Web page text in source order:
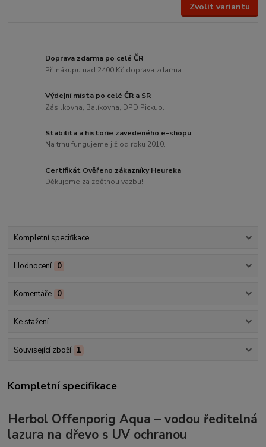
Zvolit variantu
Doprava zdarma po celé ČR
Při nákupu nad 2400 Kč doprava zdarma.
Výdejní místa po celé ČR a SR
Zásilkovna, Balíkovna, DPD Pickup.
Stabilita a historie zavedeného e-shopu
Na trhu fungujeme již od roku 2010.
Certifikát Ověřeno zákazníky Heureka
Děkujeme za zpětnou vazbu!
Kompletní specifikace
Hodnocení 0
Komentáře 0
Ke stažení
Související zboží 1
Kompletní specifikace
Herbol Offenporig Aqua – vodou ředitelná
lazura na dřevo s UV ochranou